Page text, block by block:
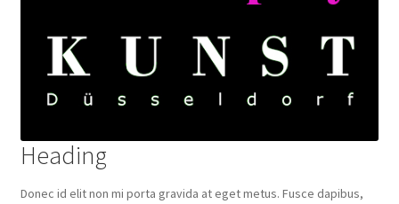
Heading
Donec id elit non mi porta gravida at eget metus. Fusce dapibus,